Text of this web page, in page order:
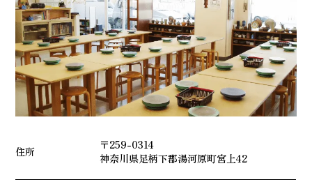
住所
〒259-0314
神奈川県足柄下郡湯河原町宮上42